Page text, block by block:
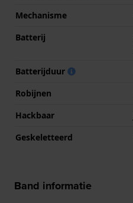
Mechanisme
Batterij
Batterijduur
Robijnen
Hackbaar
Geskeletteerd
Band informatie